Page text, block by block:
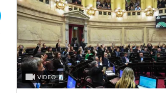
VIDEO